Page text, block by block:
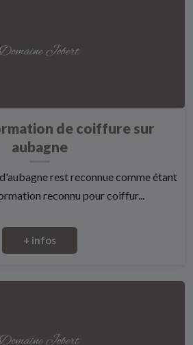
de coiffure sur
aubagne
rest reconnue comme étant
reconnu pour coiffur...
+ infos